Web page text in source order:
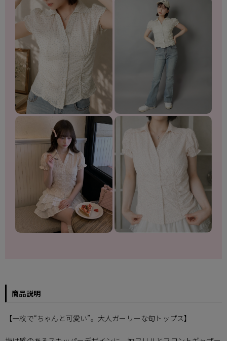
商品説明
【一枚で“ちゃんと可愛い”。大人ガーリーな旬トップス】